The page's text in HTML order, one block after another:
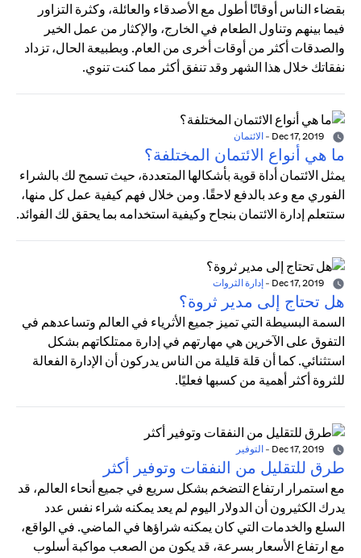
بقضاء الناس أوقاتًا أطول مع الأصدقاء والعائلة، وكثرة التزاور
فيما بينهم وتناول الطعام في الخارج، والإكثار من عمل الخير
والصدقات أكثر من أوقات أخرى من العام. وبطبيعة الحال، تزداد
نفقاتك خلال هذا الشهر وقد تنفق أكثر مما كنت تنوي.
- الائتمان
ما هي أنواع الائتمان المختلفة؟
يمثل الائتمان أداة قوية بأشكالها المتعددة، حيث تسمح لك بالشراء
الفوري مع وعد بالدفع لاحقًا. ومن خلال فهم كيفية عمل كل منها،
ستتعلم إدارة الائتمان بنجاح وكيفية استخدامه بما يحقق لك الفوائد.
- إدارة الثروات
هل تحتاج إلى مدير ثروة؟
السمة البسيطة التي تميز جميع الأثرياء في العالم وتساعدهم في
التفوق على الآخرين هي مهارتهم في إدارة ممتلكاتهم بشكل
استثنائي. كما أن قلة قليلة من الناس يدركون أن الإدارة الفعالة
للثروة أكثر أهمية من كسبها فعليًا.
- التوفير
طرق للتقليل من النفقات وتوفير أكثر
مع استمرار ارتفاع التضخم بشكل سريع في جميع أنحاء العالم، قد
يدرك الكثيرون أن الدولار اليوم لم يعد يمكنه شراء نفس عدد
السلع والخدمات التي كان يمكنه شراؤها في الماضي. في الواقع،
مع ارتفاع الأسعار بسرعة، قد يكون من الصعب مواكبة أسلوب